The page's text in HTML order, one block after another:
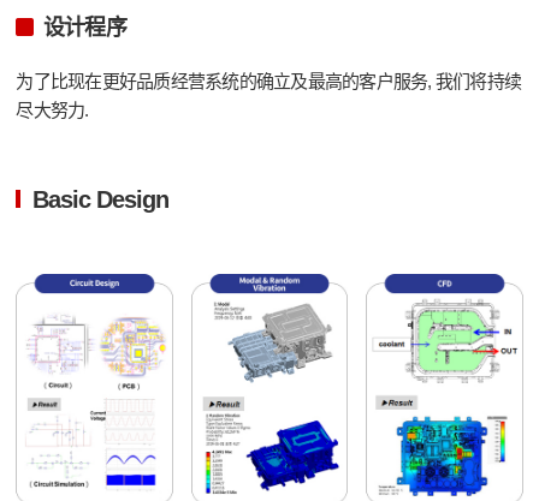
设计程序
为了比现在更好品质经营系统的确立及最高的客户服务, 我们将持续
尽大努力.
Basic Design